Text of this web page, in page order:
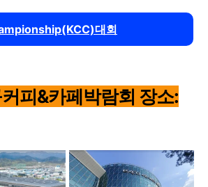
대회
피&카페박람회 장소: